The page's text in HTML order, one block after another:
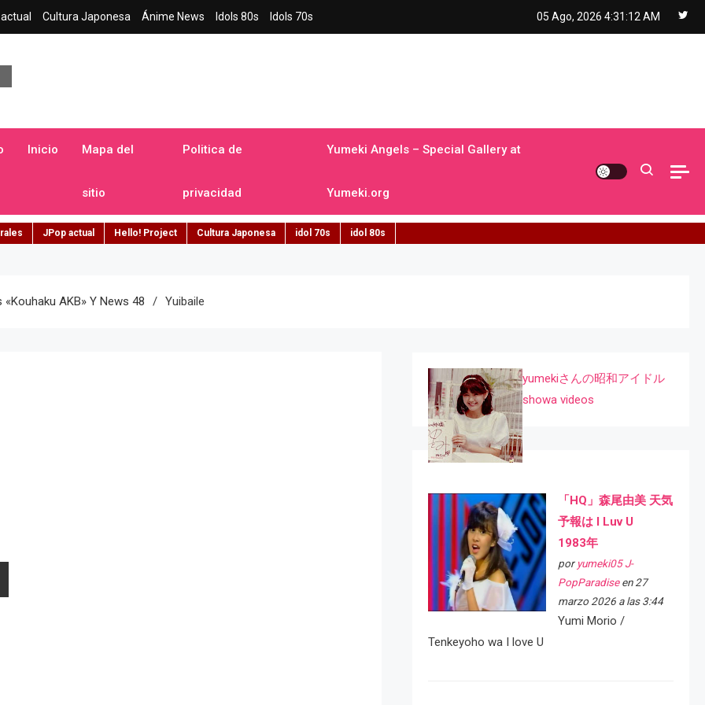
Cultura Japonesa Ánime News Idols 80s Idols 70s 05 Ago, 2026 4:31:13 AM
Inicio Mapa del
sitio
Politica de
privacidad
Yumeki Angels – Special Gallery at
Yumeki.org
JPop actual Hello! Project Cultura Japonesa idol 70s idol 80s
AKB» Y News 48 Yuibaile
yumekiさんの昭和アイドル
showa videos
「HQ」森尾由美 天気
予報は I Luv U
1983年
por yumeki05 J-
PopParadiseen 27
marzo 2026 a las 3:44
Yumi Morio /
Tenkeyoho wa I love U